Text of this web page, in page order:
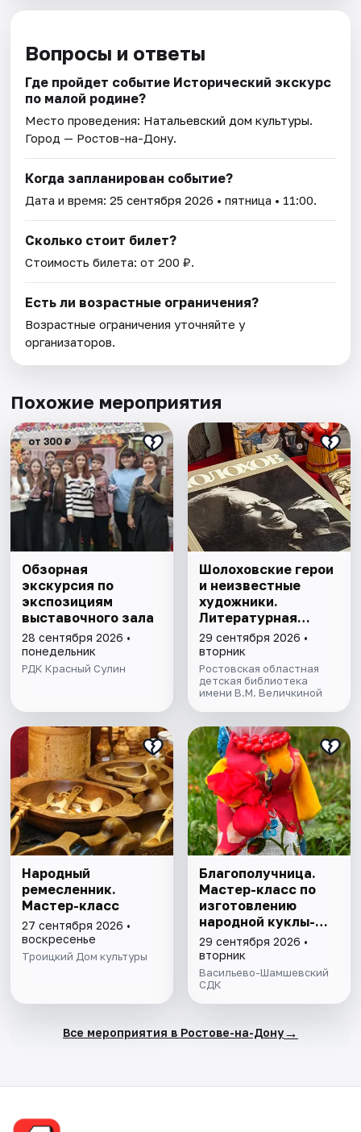
Вопросы и ответы
Где пройдет событие Исторический экскурс
по малой родине?
Место проведения: Натальевский дом культуры.
Город — Ростов-на-Дону.
Когда запланирован событие?
Дата и время:25 сентября 2026 • пятница • 11:00.
Сколько стоит билет?
Стоимость билета: от 200 ₽.
Есть ли возрастные ограничения?
Возрастные ограничения уточняйте у
организаторов.
Похожие мероприятия
от 300 ₽
Обзорная
экскурсия по
экспозициям
выставочного зала
28 сентября 2026 •
понедельник
РДК Красный Сулин
Шолоховские герои
и неизвестные
художники.
Литературная
программа
29 сентября 2026 •
вторник
Ростовская областная
детская библиотека
имени В.М. Величкиной
Народный
ремесленник.
Мастер-класс
27 сентября 2026 •
воскресенье
Троицкий Дом культуры
Благополучница.
Мастер-класс по
изготовлению
народной куклы-
оберега
29 сентября 2026 •
вторник
Васильево-Шамшевский
СДК
Все мероприятия в Ростове-на-Дону→